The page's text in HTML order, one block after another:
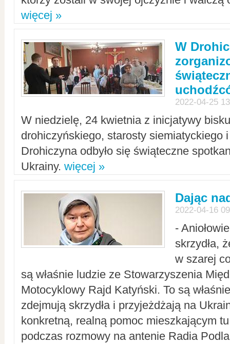
więcej »
W
2022-04-25
W niedzielę, 24 kwietnia z inicjatywy
drohiczyńskiego, starosty siemiatyckiego
Drohiczyna odbyło się świąteczne
Ukrainy. więcej »
Dając
2022-04-16
-
skrzydła,
w szarej
są właśnie ludzie ze Stowarzyszenia
Motocyklowy Rajd Katyński. To są
zdejmują skrzydła i przyjeżdżają na
konkretną, realną pomoc mieszkającym
podczas rozmowy na antenie Radia